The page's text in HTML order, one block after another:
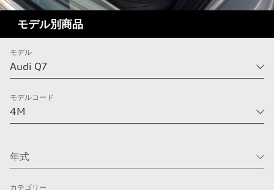
モデル別商品
モデル
モデルコード
カテゴリー